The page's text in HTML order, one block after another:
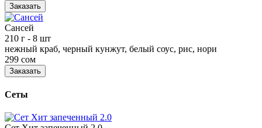
Заказать
Сансей
210 г - 8 шт
нежный краб, черный кунжут, белый соус, рис, нори
299 сом
Заказать
Сеты